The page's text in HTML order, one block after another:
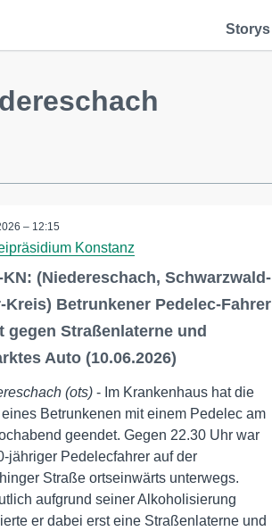
Storys
– 12:15
Konstanz
KN: (Niedereschach, Schwarzwald-
Kreis) Betrunkener Pedelec-Fahrer
gegen Straßenlaterne und
Auto (10.06.2026)
(ots)- Im Krankenhaus hat die
eines Betrunkenen mit einem Pedelec am
geendet. Gegen 22.30 Uhr war
jähriger Pedelecfahrer auf der
Straße ortseinwärts unterwegs.
aufgrund seiner Alkoholisierung
er dabei erst eine Straßenlaterne und